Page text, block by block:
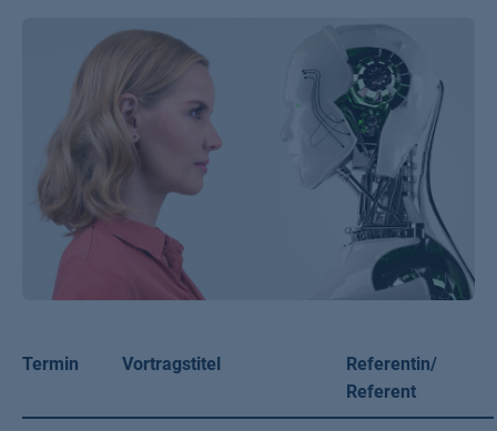
Termin Vortragstitel
Referentin/
Referent